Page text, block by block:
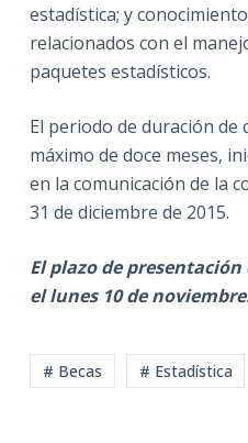
estadística; y
relacionados con el
paquetes estadísticos.
El periodo de duración de
máximo de doce meses,
en la comunicación de la
31 de diciembre de 2015.
El plazo de
el lunes 10 de
# Becas # Estadística